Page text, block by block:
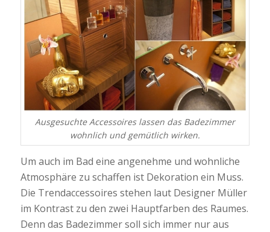
Ausgesuchte Accessoires lassen das Badezimmer
wohnlich und gemütlich wirken.
Um auch im Bad eine angenehme und wohnliche
Atmosphäre zu schaffen ist Dekoration ein Muss.
Die Trendaccessoires stehen laut Designer Müller
im Kontrast zu den zwei Hauptfarben des Raumes.
Denn das Badezimmer soll sich immer nur aus